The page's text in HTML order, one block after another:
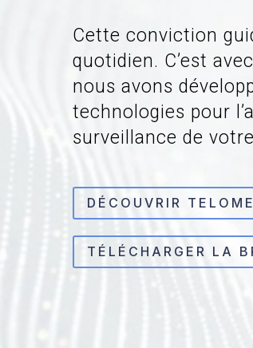
Cette conviction
quotidien. C’est
nous avons
technologies pour
surveillance de
DÉCOUVRIR
TÉLÉCHARGER LA